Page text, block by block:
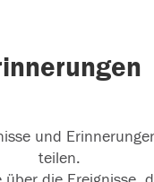
und
teilen.